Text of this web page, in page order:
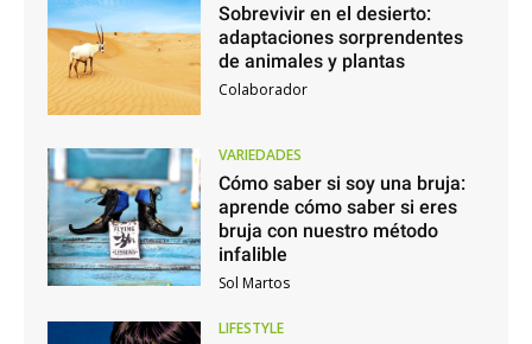
Sobrevivir en el desierto:
adaptaciones sorprendentes
de animales y plantas
Colaborador
VARIEDADES
Cómo saber si soy una bruja:
aprende cómo saber si eres
bruja con nuestro método
infalible
Sol Martos
LIFESTYLE